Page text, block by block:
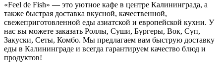
«Feel de Fish» — это уютное кафе в центре Калининграда, а
также быстрая доставка вкусной, качественной,
свежеприготовленной еды азиатской и европейской кухни. У
нас вы можете заказать Роллы, Суши, Бургеры, Вок, Суп,
Закуски, Сеты, Комбо. Мы предлагаем вам быструю доставку
еды в Калининграде и всегда гарантируем качество блюд и
продуктов!